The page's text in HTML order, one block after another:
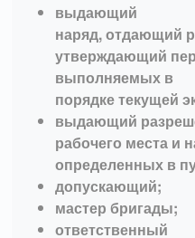
выдающий
наряд, отдающий
утверждающий
выполняемых в
порядке текущей
выдающий
рабочего места и
определенных в
допускающий;
мастер бригады;
ответственный